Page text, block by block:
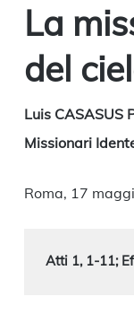
La
del
Luis CASASUS
Missionari
Roma, 17
Atti 1, 1-11;